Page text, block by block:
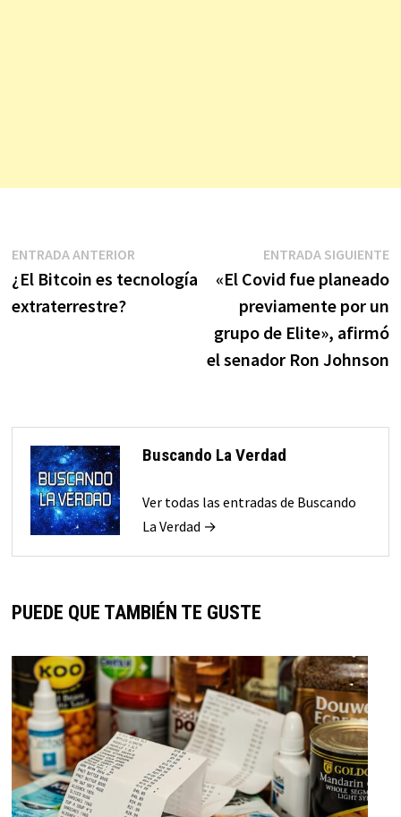
Navegación
de
ENTRADA ANTERIOREntrada
anterior:
¿El Bitcoin es tecnología
extraterrestre?
ENTRADA SIGUIENTE
«El Covid fue planeado
previamente por un
grupo de Elite», afirmó
el senador Ron Johnson
Buscando La Verdad
Ver todas las entradas de Buscando
La Verdad →
PUEDE QUE TAMBIÉN TE GUSTE